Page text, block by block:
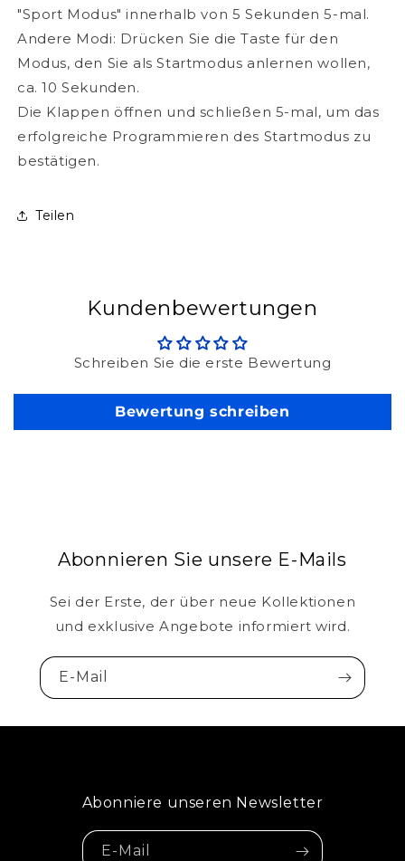
"Sport Modus" innerhalb von 5 Sekunden 5-mal.
Andere Modi: Drücken Sie die Taste für den
Modus, den Sie als Startmodus anlernen wollen,
ca. 10 Sekunden.
Die Klappen öffnen und schließen 5-mal, um das
erfolgreiche Programmieren des Startmodus zu
bestätigen.
Teilen
Kundenbewertungen
Schreiben Sie die erste Bewertung
Bewertung schreiben
Abonnieren Sie unsere E-Mails
Sei der Erste, der über neue Kollektionen
und exklusive Angebote informiert wird.
E-Mail
Abonniere unseren Newsletter
E-Mail